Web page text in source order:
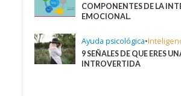
COMPONENTES DE LA
EMOCIONAL.
Ayuda psicológica•
9 SEÑALES DE QUE ERES
INTROVERTIDA